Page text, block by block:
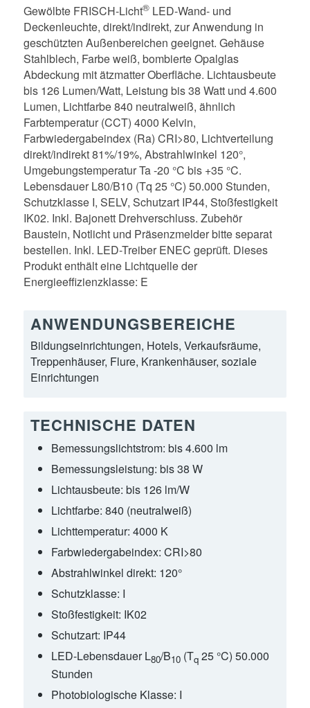
Gewölbte FRISCH-Licht®LED-Wand- und
Deckenleuchte, direkt/indirekt, zur Anwendung in
geschützten Außenbereichen geeignet. Gehäuse
Stahlblech, Farbe weiß, bombierte Opalglas
Abdeckung mit ätzmatter Oberfläche. Lichtausbeute
bis 126 Lumen/Watt, Leistung bis 38 Watt und 4.600
Lumen, Lichtfarbe 840 neutralweiß, ähnlich
Farbtemperatur (CCT) 4000 Kelvin,
Farbwiedergabeindex (Ra) CRI>80, Lichtverteilung
direkt/indirekt 81%/19%, Abstrahlwinkel 120°,
Umgebungstemperatur Ta -20 °C bis +35 °C.
Lebensdauer L80/B10 (Tq 25 °C) 50.000 Stunden,
Schutzklasse I, SELV, Schutzart IP44, Stoßfestigkeit
IK02. Inkl. Bajonett Drehverschluss. Zubehör
Baustein, Notlicht und Präsenzmelder bitte separat
bestellen. Inkl. LED-Treiber ENEC geprüft. Dieses
Produkt enthält eine Lichtquelle der
Energieeffizienzklasse: E
ANWENDUNGSBEREICHE
Bildungseinrichtungen, Hotels, Verkaufsräume,
Treppenhäuser, Flure, Krankenhäuser, soziale
Einrichtungen
TECHNISCHE DATEN
Bemessungslichtstrom: bis 4.600 lm
Bemessungsleistung: bis 38 W
Lichtausbeute: bis 126 lm/W
Lichtfarbe: 840 (neutralweiß)
Lichttemperatur: 4000 K
Farbwiedergabeindex: CRI>80
Abstrahlwinkel direkt: 120°
Schutzklasse: I
Stoßfestigkeit: IK02
Schutzart: IP44
LED-Lebensdauer L80/B10(Tq25 °C) 50.000
Stunden
Photobiologische Klasse: I